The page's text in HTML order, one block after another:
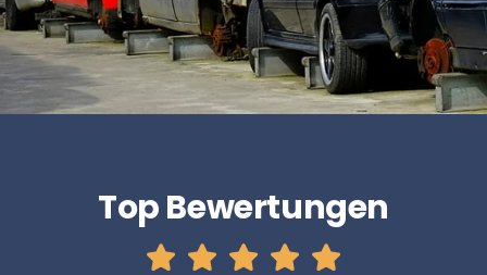
Top Bewertungen